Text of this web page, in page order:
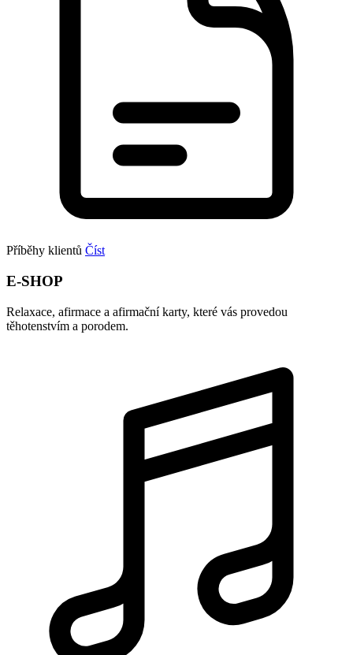
Příběhy klientů Číst
E-SHOP
Relaxace, afirmace a afirmační karty, které vás provedou
těhotenstvím a porodem.